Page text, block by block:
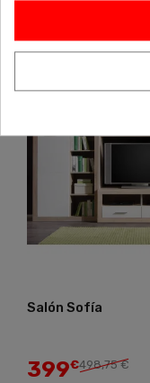
Salón Sofía
399€498,75 €
-20%